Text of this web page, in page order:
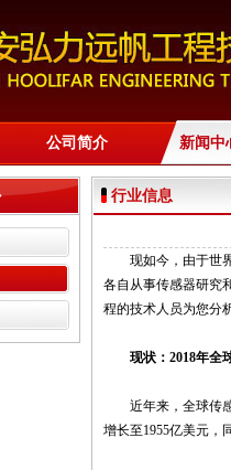
公司简介 新闻中
行业信息
现如今，由于世界
各自从事传感器研究
程的技术人员为您分
现状：2018年全
近年来，全球传感
增长至1955亿美元，